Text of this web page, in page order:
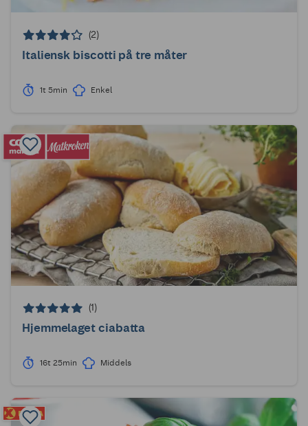
(2)
Italiensk biscotti på tre måter
1t 5min Enkel
(1)
Hjemmelaget ciabatta
16t 25min Middels